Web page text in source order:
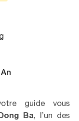
guide vous
Ba, l’un des